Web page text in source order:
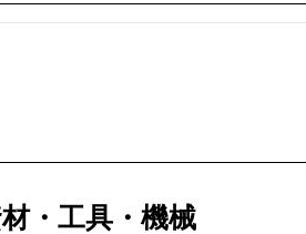
・工具・機械